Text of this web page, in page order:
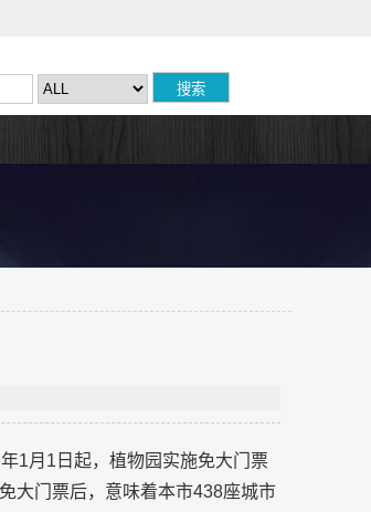
1月1日起，植物园实施免大门票
大门票后，意味着本市438座城市